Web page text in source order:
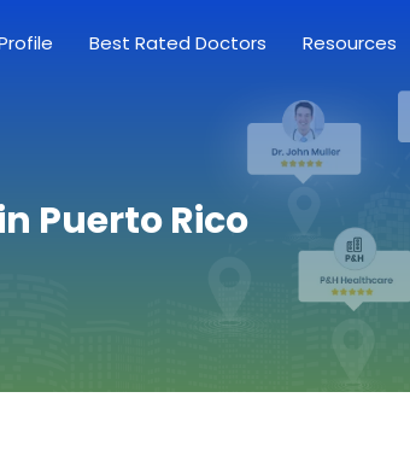
Best Rated Doctors Resources
Puerto Rico